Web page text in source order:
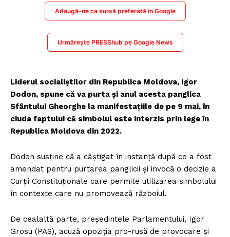
Adaugă-ne ca sursă preferată în Google
Urmărește PRESShub pe Google News
Liderul socialiștilor din Republica Moldova, Igor
Dodon, spune că va purta și anul acesta panglica
Sfântului Gheorghe la manifestațiile de pe 9 mai, în
ciuda faptului că simbolul este interzis prin lege în
Republica Moldova din 2022.
Dodon susține că a câștigat în instanță după ce a fost
amendat pentru purtarea panglicii și invocă o decizie a
Curții Constituționale care permite utilizarea simbolului
în contexte care nu promovează războiul.
De cealaltă parte, președintele Parlamentului, Igor
Grosu (PAS), acuză opoziția pro-rusă de provocare și